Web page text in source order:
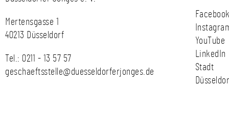
Mertensgasse 1
40213 Düsseldorf
Tel.: 0211 - 13 57 57
geschaeftsstelle@duesseldorferjonges.de
YouTube
LinkedIn
Stadt